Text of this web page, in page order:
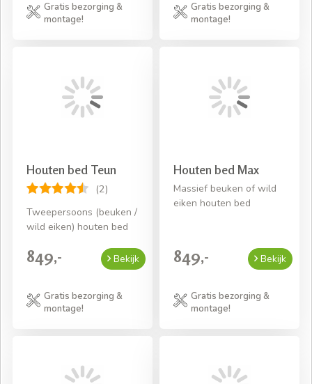
Gratis bezorging &
montage!
Gratis bezorging &
montage!
Houten bed Teun
(2)
Tweepersoons (beuken /
wild eiken) houten bed
849,- Bekijk
Gratis bezorging &
montage!
Houten bed Max
Massief beuken of wild
eiken houten bed
849,- Bekijk
Gratis bezorging &
montage!